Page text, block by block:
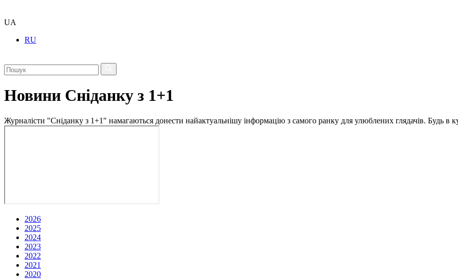
UA
RU
Новини Сніданку з 1+1
Журналісти "Сніданку з 1+1" намагаються донести найактуальнішу інформацію з самого ранку для улюблених глядачів. Будь в
2026
2025
2024
2023
2022
2021
2020